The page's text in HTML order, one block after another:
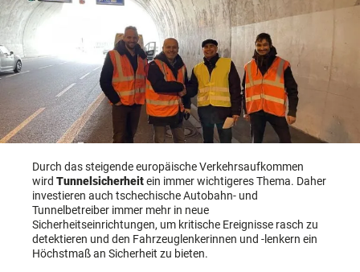
Durch das steigende europäische Verkehrsaufkommen
wird Tunnelsicherheitein immer wichtigeres Thema. Daher
investieren auch tschechische Autobahn- und
Tunnelbetreiber immer mehr in neue
Sicherheitseinrichtungen, um kritische Ereignisse rasch zu
detektieren und den Fahrzeuglenkerinnen und -lenkern ein
Höchstmaß an Sicherheit zu bieten.